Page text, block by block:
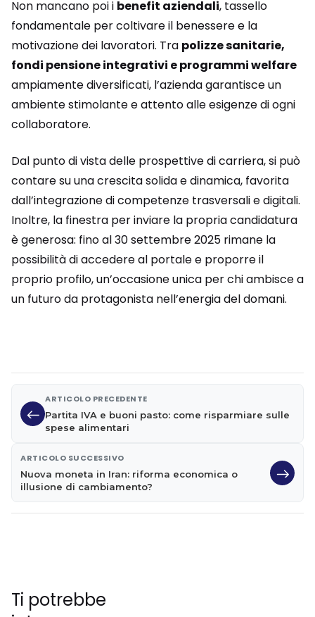
Non mancano poi i benefit aziendali, tassello
fondamentale per coltivare il benessere e la
motivazione dei lavoratori. Tra polizze sanitarie,
fondi pensione integrativi e programmi welfare
ampiamente diversificati, l’azienda garantisce un
ambiente stimolante e attento alle esigenze di ogni
collaboratore.
Dal punto di vista delle prospettive di carriera, si può
contare su una crescita solida e dinamica, favorita
dall’integrazione di competenze trasversali e digitali.
Inoltre, la finestra per inviare la propria candidatura
è generosa: fino al 30 settembre 2025 rimane la
possibilità di accedere al portale e proporre il
proprio profilo, un’occasione unica per chi ambisce a
un futuro da protagonista nell’energia del domani.
ARTICOLO PRECEDENTE
Partita IVA e buoni pasto: come risparmiare sulle
spese alimentari
ARTICOLO SUCCESSIVO
Nuova moneta in Iran: riforma economica o
illusione di cambiamento?
Ti potrebbe